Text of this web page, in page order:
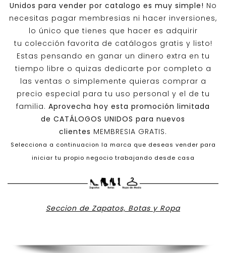
Unidos para vender por catalogo es muy simple! No
necesitas pagar membresias ni hacer inversiones,
lo único que tienes que hacer es adquirir
tu colección favorita de catálogos gratis y listo!
Estas pensando en ganar un dinero extra en tu
tiempo libre o quizas dedicarte por completo a
las ventas o simplemente quieras comprar a
precio especial para tu uso personal y el de tu
familia. Aprovecha hoy esta promoción limitada
de CATÁLOGOS UNIDOS para nuevos
clientes MEMBRESIA GRATIS.
Selecciona a continuacion la marca que deseas vender para
iniciar tu propio negocio trabajando desde casa
Seccion de Zapatos, Botas y Ropa